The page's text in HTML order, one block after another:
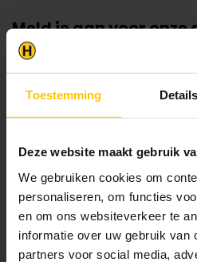
Toestemming Details
Deze website maakt gebruik
We gebruiken cookies om
personaliseren, om functies
en om ons websiteverkeer te
informatie over uw gebruik van
partners voor social media,
Klantenservice
Heeft u vragen over onze
mail ons! Wij staan u graag te
advies. De openingstijden van onze
Maandag t/m vrijdag: 9:30 tot 11:30
Meld je aan voor
Vergeet niet om je
bevestigen!